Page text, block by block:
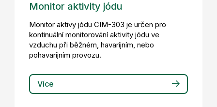
Monitor aktivity jódu
Monitor aktivy jódu CIM-303 je určen pro
kontinuální monitorování aktivity jódu ve
vzduchu při běžném, havarijním, nebo
pohavarijním provozu.
Více